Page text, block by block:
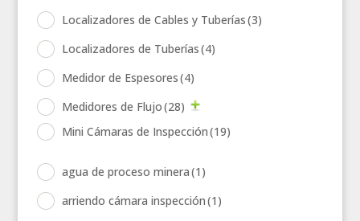
Localizadores de Cables y Tuberías(3)
Localizadores de Tuberías(4)
Medidor de Espesores(4)
Medidores de Flujo(28)
Mini Cámaras de Inspección(19)
agua de proceso minera(1)
arriendo cámara inspección(1)